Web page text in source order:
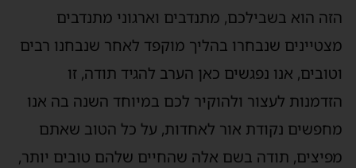
הזה הוא בשבילכם, מתנדבים וארגוני מתנדבים
מצטיינים שנבחרו בהליך מוקפד לאחר שנבחנו רבים
וטובים, אנו נפגשים כאן הערב להגיד תודה, זו
הזדמנות לעצור ולהוקיר לכם במיוחד השנה בה אנו
מחפשים נקודת אור לאחדות, על כל הטוב שאתם
מפיצים, תודה בשם אלה שהחיים שלהם טובים יותר,